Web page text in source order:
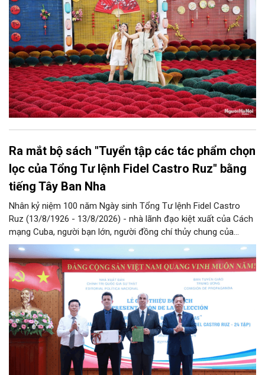
Ra mắt bộ sách "Tuyển tập các tác phẩm chọn
lọc của Tổng Tư lệnh Fidel Castro Ruz" bằng
tiếng Tây Ban Nha
Nhân kỷ niệm 100 năm Ngày sinh Tổng Tư lệnh Fidel Castro
Ruz (13/8/1926 - 13/8/2026) - nhà lãnh đạo kiệt xuất của Cách
mạng Cuba, người bạn lớn, người đồng chí thủy chung của
Đảng, Nhà nước và nhân dân Việt Nam, chiều 5/8, tại Hà Nội,
Nhà xuất bản Chính trị quốc gia Sự thật phối hợp với Ban Tuyên
giáo Trung ương tổ chức Lễ giới thiệu bộ sách “Tuyển tập các
tác phẩm chọn lọc của Tổng Tư lệnh Fidel Castro Ruz” gồm 24
tập bằng tiếng Tây Ban Nha.